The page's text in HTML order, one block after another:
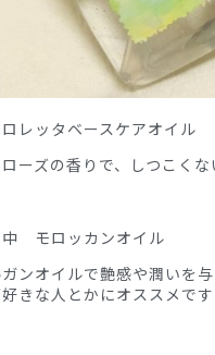
レッタベースケアオイル
ーズの香りで、しつこく
モロッカンオイル
ンオイルで艶感や潤いを
好きな人とかにオススメです